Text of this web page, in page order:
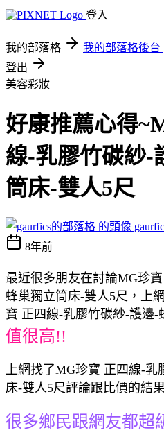
登入
我的部落格 我的部落格後台
登出
美容彩妝
好康推薦心得
線-乳膠竹碳紗-
筒床-雙人5尺
8年前
最近很多朋友在討論MG珍
蜂巢獨立筒床-雙人5尺，上
寶 正四線-乳膠竹碳紗-護邊-
值很高!!
上網找了MG珍寶 正四線-
床-雙人5尺評論跟比價的結
很多鄉民跟網友都超